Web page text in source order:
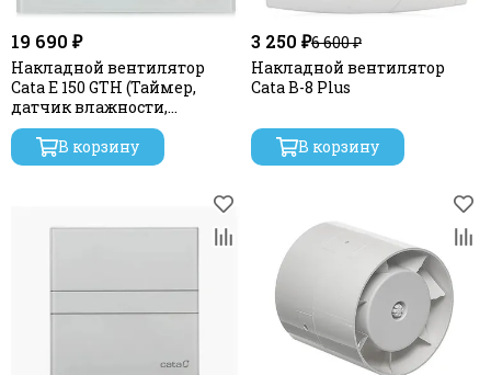
19 690 ₽
Накладной вентилятор
Cata E 150 GTH (Таймер,
датчик влажности,
термометр, дисплей)
В корзину
3 250 ₽6 600 ₽
Накладной вентилятор
Cata B-8 Plus
В корзину